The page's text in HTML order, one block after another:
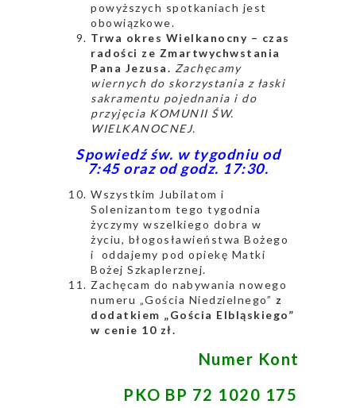
powyższych spotkaniach jest
obowiązkowe.
Trwa okres Wielkanocny – czas
radości ze Zmartwychwstania
Pana Jezusa. Zachęcamy
wiernych do skorzystania z łaski
sakramentu pojednania i do
przyjęcia KOMUNII ŚW.
WIELKANOCNEJ.
Spowiedź św. w tygodniu od
7:45 oraz od godz. 17:30.
Wszystkim Jubilatom i
Solenizantom tego tygodnia
życzymy wszelkiego dobra w
życiu, błogosławieństwa Bożego
i oddajemy pod opiekę Matki
Bożej Szkaplerznej.
Zachęcam do nabywania nowego
numeru „Gościa Niedzielnego” z
dodatkiem „Gościa Elbląskiego”
w cenie 10 zł.
Numer Konta
PKO BP 72 1020 1752